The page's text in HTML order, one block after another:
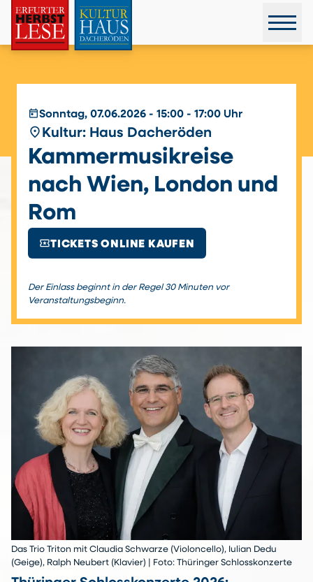
todaySonntag, 07.06.2026 - 15:00 - 17:00 Uhr
place Kultur: Haus Dacheröden
Kammermusikreise
nach Wien, London und
Rom
local_activityTICKETS ONLINE KAUFEN
Der Einlass beginnt in der Regel 30 Minuten vor
Veranstaltungsbeginn.
Das Trio Triton mit Claudia Schwarze (Violoncello), Iulian Dedu
(Geige), Ralph Neubert (Klavier) | Foto: Thüringer Schlosskonzerte